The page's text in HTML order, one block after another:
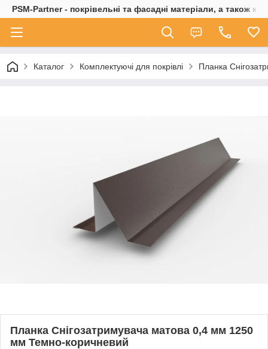
PSM-Partner - покрівельні та фасадні матеріали, а також
Каталог Комплектуючі для покрівлі Планка
Планка Снігозатримувача матова 0,4 мм 1250
мм Темно-коричневий